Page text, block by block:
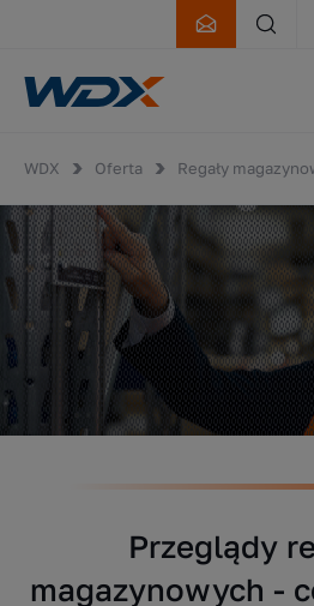
WDX Oferta Regały
Przeglądy
magazynowych -